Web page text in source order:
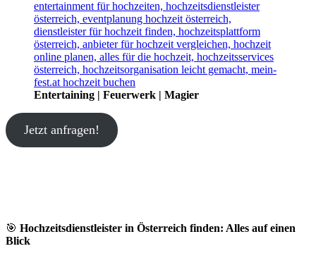
Entertaining | Feuerwerk | Magier
Jetzt anfragen!
🎯 Hochzeitsdienstleister in Österreich finden: Alles auf einen
Blick